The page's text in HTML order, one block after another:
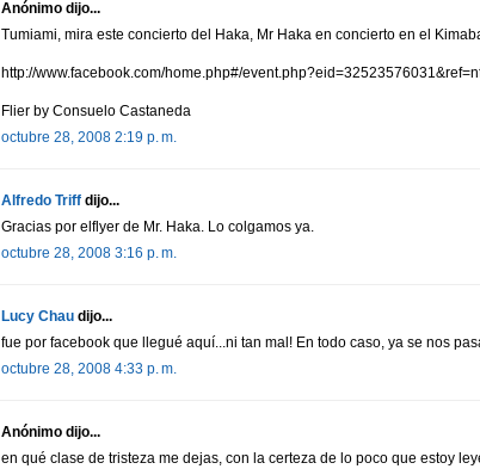
Anónimo dijo...
Tumiami, mira este concierto del Haka, Mr Haka en concierto en el
http://www.facebook.com/home.php#/
Flier by Consuelo Castaneda
octubre 28, 2008 2:19 p. m.
Alfredo Triff dijo...
Gracias por elflyer de Mr. Haka. Lo colgamos ya.
octubre 28, 2008 3:16 p. m.
Lucy Chau dijo...
fue por facebook que llegué aquí...ni tan mal! En todo caso, ya se nos
octubre 28, 2008 4:33 p. m.
Anónimo dijo...
en qué clase de tristeza me dejas, con la certeza de lo poco que estoy